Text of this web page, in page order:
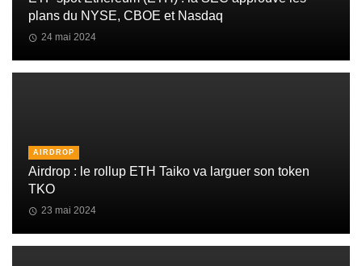
plans du NYSE, CBOE et Nasdaq
24 mai 2024
AIRDROP
Airdrop : le rollup ETH Taiko va larguer son token
TKO
23 mai 2024